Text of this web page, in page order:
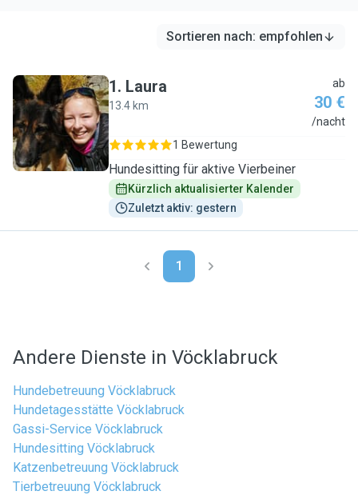
Sortieren nach: empfohlen
L
1. Laura
13.4 km
ab
30 €
/nacht
1 Bewertung
Hundesitting für aktive Vierbeiner
Kürzlich aktualisierter Kalender
Zuletzt aktiv: gestern
1
Andere Dienste in Vöcklabruck
Hundebetreuung Vöcklabruck
Hundetagesstätte Vöcklabruck
Gassi-Service Vöcklabruck
Hundesitting Vöcklabruck
Katzenbetreuung Vöcklabruck
Tierbetreuung Vöcklabruck